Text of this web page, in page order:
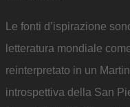
Le fonti d’ispirazione
letteratura mondiale
reinterpretato in un
introspettiva della San